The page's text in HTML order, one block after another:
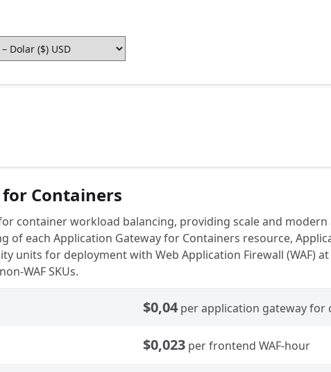
Containers
container workload balancing, providing scale and
of each Application Gateway for Containers resource,
units for deployment with Web Application Firewall (WAF)
WAF SKUs.
$0,04 per application gateway for
$0,023 per frontend WAF-hour